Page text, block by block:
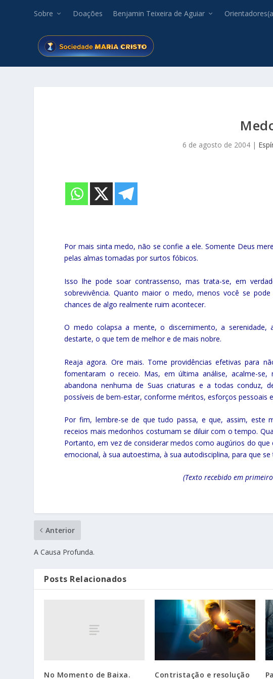
Sobre Doações Benjamin Teixeira de Aguiar
6 de agosto de 2004|
Por mais sinta medo, não se confie a ele. Somente Deus
pelas almas tomadas por surtos fóbicos.
Isso lhe pode soar contrassenso, mas trata-se, em
sobrevivência. Quanto maior o medo, menos você se
chances de algo realmente ruim acontecer.
O medo colapsa a mente, o discernimento, a serenidade,
destarte, o que tem de melhor e de mais nobre.
Reaja agora. Ore mais. Tome providências efetivas para
fomentaram o receio. Mas, em última análise, acalme-
abandona nenhuma de Suas criaturas e a todas conduz,
possíveis de bem-estar, conforme méritos, esforços pessoais
Por fim, lembre-se de que tudo passa, e que, assim, este
receios mais medonhos costumam se diluir com o tempo.
Portanto, em vez de considerar medos como augúrios do
emocional, à sua autoestima, à sua autodisciplina, para que
(Texto recebido em
Anterior
A Causa Profunda.
Posts Relacionados
No Momento de Baixa. Contristação e resolução